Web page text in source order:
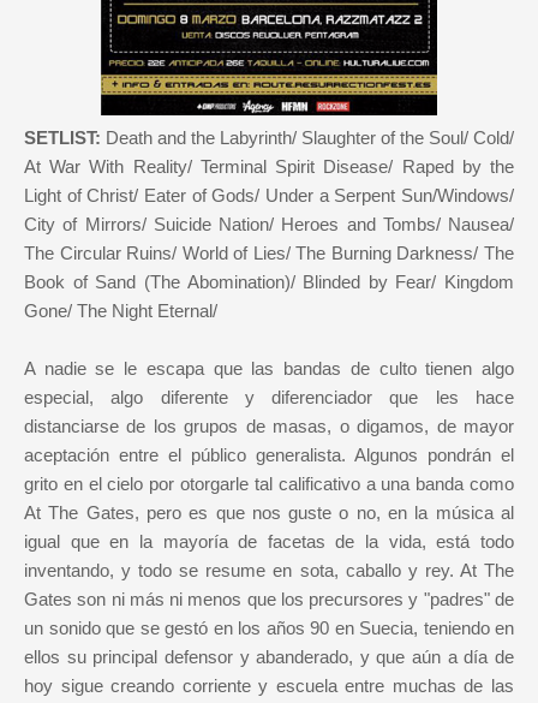
SETLIST: Death and the Labyrinth/ Slaughter of the Soul/ Cold/
At War With Reality/ Terminal Spirit Disease/ Raped by the
Light of Christ/ Eater of Gods/ Under a Serpent Sun/Windows/
City of Mirrors/ Suicide Nation/ Heroes and Tombs/ Nausea/
The Circular Ruins/ World of Lies/ The Burning Darkness/ The
Book of Sand (The Abomination)/ Blinded by Fear/ Kingdom
Gone/ The Night Eternal/
A nadie se le escapa que las bandas de culto tienen algo
especial, algo diferente y diferenciador que les hace
distanciarse de los grupos de masas, o digamos, de mayor
aceptación entre el público generalista. Algunos pondrán el
grito en el cielo por otorgarle tal calificativo a una banda como
At The Gates, pero es que nos guste o no, en la música al
igual que en la mayoría de facetas de la vida, está todo
inventando, y todo se resume en sota, caballo y rey. At The
Gates son ni más ni menos que los precursores y "padres" de
un sonido que se gestó en los años 90 en Suecia, teniendo en
ellos su principal defensor y abanderado, y que aún a día de
hoy sigue creando corriente y escuela entre muchas de las